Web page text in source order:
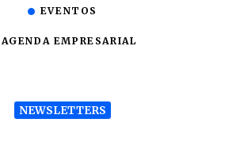
EVENTOS
AGENDA EMPRESARIAL
NEWSLETTERS